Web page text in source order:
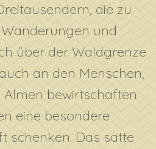
die zu
und
über der Waldgrenze
an den Menschen,
Almen bewirtschaften
eine besondere
schenken. Das satte